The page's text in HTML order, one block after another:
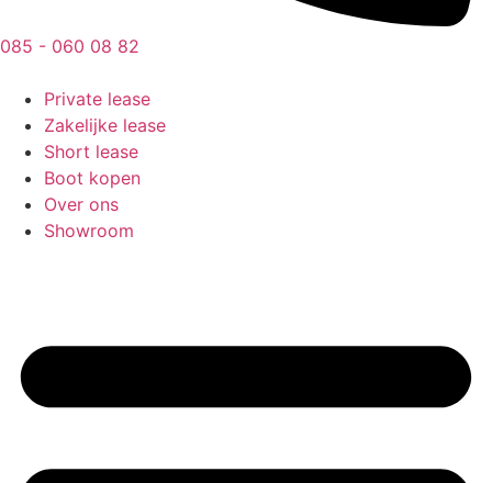
085 - 060 08 82
Private lease
Zakelijke lease
Short lease
Boot kopen
Over ons
Showroom